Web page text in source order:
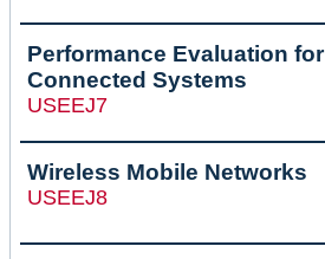
Performance Evaluation for
Connected Systems
USEEJ7
Wireless Mobile Networks
USEEJ8